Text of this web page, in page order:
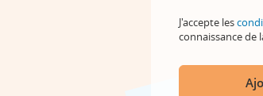
J'accepte les
connaissance de